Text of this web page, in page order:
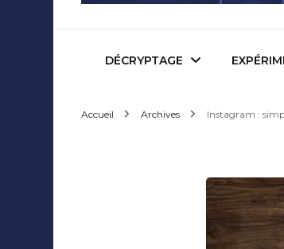
Mediafactory – Le
DÉCRYPTAGE
Blogs
Accueil Archives Instagram :